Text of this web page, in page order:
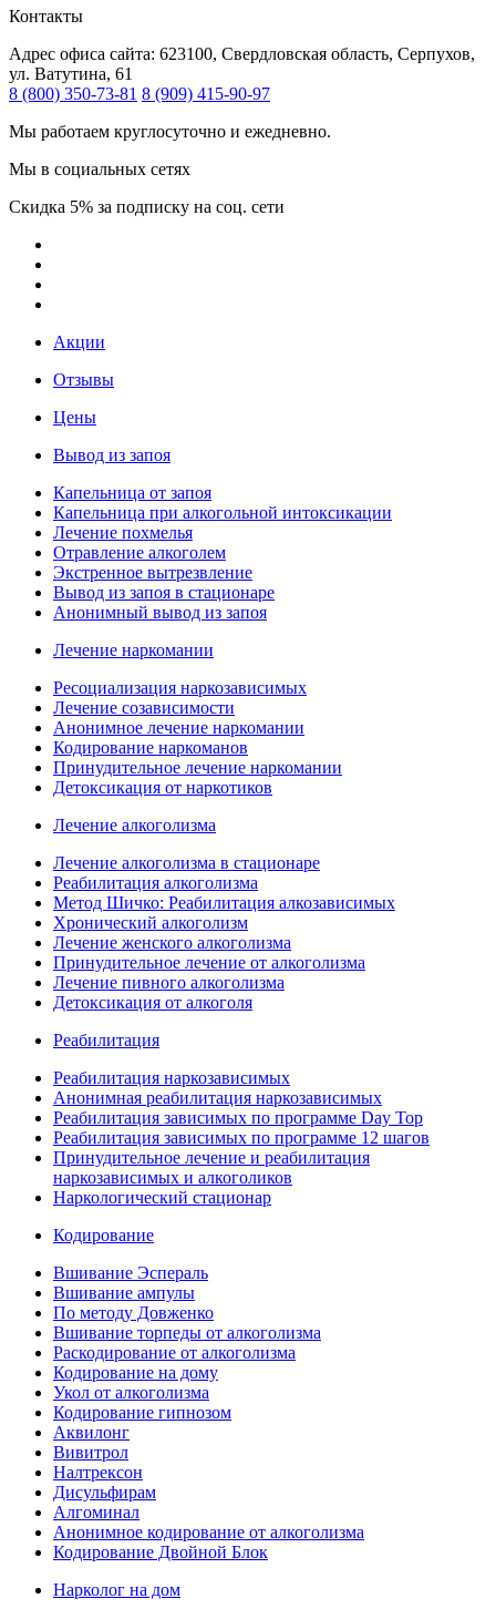
Контакты
Адрес офиса сайта: 623100, Свердловская область, Серпухов,
ул. Ватутина, 61
8 (800) 350-73-81 8 (909) 415-90-97
Мы работаем круглосуточно и ежедневно.
Мы в социальных сетях
Скидка 5% за подписку на соц. сети
Акции
Отзывы
Цены
Вывод из запоя
Капельница от запоя
Капельница при алкогольной интоксикации
Лечение похмелья
Отравление алкоголем
Экстренное вытрезвление
Вывод из запоя в стационаре
Анонимный вывод из запоя
Лечение наркомании
Ресоциализация наркозависимых
Лечение созависимости
Анонимное лечение наркомании
Кодирование наркоманов
Принудительное лечение наркомании
Детоксикация от наркотиков
Лечение алкоголизма
Лечение алкоголизма в стационаре
Реабилитация алкоголизма
Метод Шичко: Реабилитация алкозависимых
Хронический алкоголизм
Лечение женского алкоголизма
Принудительное лечение от алкоголизма
Лечение пивного алкоголизма
Детоксикация от алкоголя
Реабилитация
Реабилитация наркозависимых
Анонимная реабилитация наркозависимых
Реабилитация зависимых по программе Day Top
Реабилитация зависимых по программе 12 шагов
Принудительное лечение и реабилитация
наркозависимых и алкоголиков
Наркологический стационар
Кодирование
Вшивание Эспераль
Вшивание ампулы
По методу Довженко
Вшивание торпеды от алкоголизма
Раскодирование от алкоголизма
Кодирование на дому
Укол от алкоголизма
Кодирование гипнозом
Аквилонг
Вивитрол
Налтрексон
Дисульфирам
Алгоминал
Анонимное кодирование от алкоголизма
Кодирование Двойной Блок
Нарколог на дом